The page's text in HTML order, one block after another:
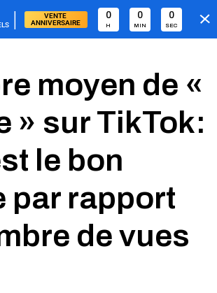
|
VENTE
ANNIVERSAIRE
0
H
0
MIN
0
SEC
moyen de «
» sur TikTok:
le bon
par rapport
de vues